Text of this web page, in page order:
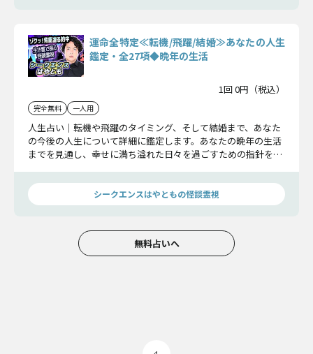
運命全特定≪転機/飛躍/結婚≫あなたの人生
鑑定・全27項◆晩年の生活
1回 0円（税込）
完全無料 一人用
人生占い｜転機や飛躍のタイミング、そして結婚まで、あなた
の今後の人生について詳細に鑑定します。あなたの晩年の生活
までを見通し、幸せに満ち溢れた日々を過ごすための指針をお
シークエンスはやともの怪談霊視
無料占いへ